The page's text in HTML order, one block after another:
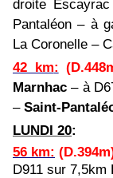
droite
Pantaléon – à
La Coronelle –
42 km:
Marnhac – à
– Saint-
LUNDI 20:
56 km:
D911 sur 7,5km